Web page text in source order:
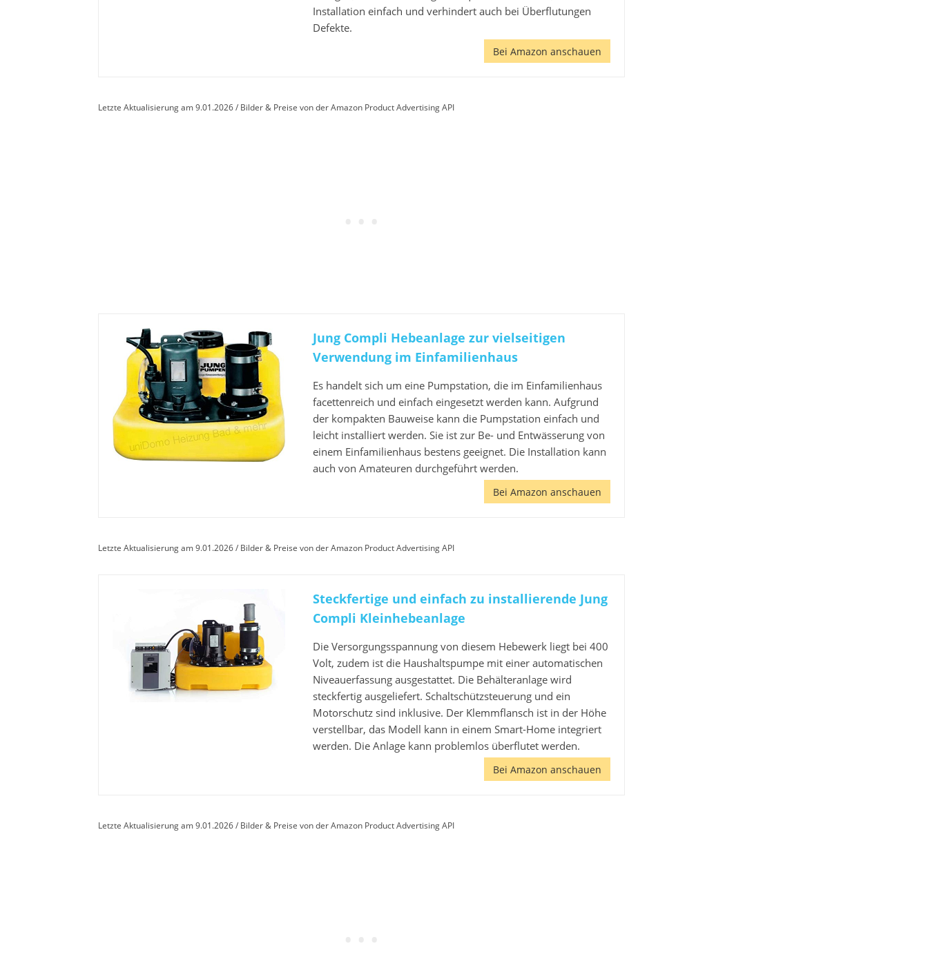
Installation einfach und verhindert auch bei Überflutungen
Defekte.
Bei Amazon anschauen
Letzte Aktualisierung am 9.01.2026 / Bilder & Preise von der Amazon Product Advertising API
Jung Compli Hebeanlage zur vielseitigen
Verwendung im Einfamilienhaus
Es handelt sich um eine Pumpstation, die im Einfamilienhaus
facettenreich und einfach eingesetzt werden kann. Aufgrund
der kompakten Bauweise kann die Pumpstation einfach und
leicht installiert werden. Sie ist zur Be- und Entwässerung von
einem Einfamilienhaus bestens geeignet. Die Installation kann
auch von Amateuren durchgeführt werden.
Bei Amazon anschauen
Letzte Aktualisierung am 9.01.2026 / Bilder & Preise von der Amazon Product Advertising API
Steckfertige und einfach zu installierende Jung
Compli Kleinhebeanlage
Die Versorgungsspannung von diesem Hebewerk liegt bei 400
Volt, zudem ist die Haushaltspumpe mit einer automatischen
Niveauerfassung ausgestattet. Die Behälteranlage wird
steckfertig ausgeliefert. Schaltschützsteuerung und ein
Motorschutz sind inklusive. Der Klemmflansch ist in der Höhe
verstellbar, das Modell kann in einem Smart-Home integriert
werden. Die Anlage kann problemlos überflutet werden.
Bei Amazon anschauen
Letzte Aktualisierung am 9.01.2026 / Bilder & Preise von der Amazon Product Advertising API